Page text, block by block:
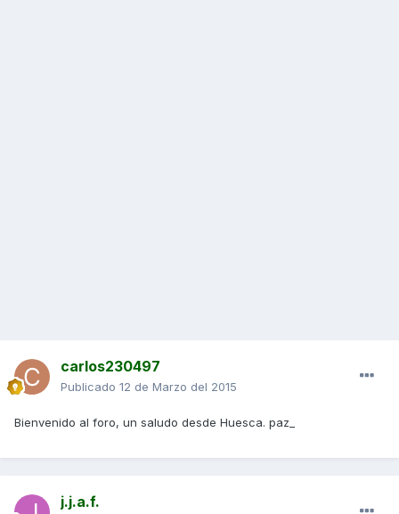
carlos230497
Publicado 12 de Marzo del 2015
Bienvenido al foro, un saludo desde Huesca. paz_
j.j.a.f.